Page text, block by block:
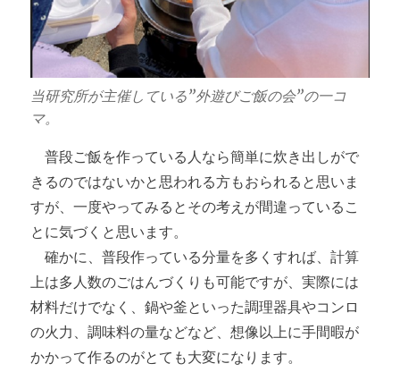
当研究所が主催している”外遊びご飯の会”の一コ
マ。
普段ご飯を作っている人なら簡単に炊き出しがで
きるのではないかと思われる方もおられると思いま
すが、一度やってみるとその考えが間違っているこ
とに気づくと思います。
確かに、普段作っている分量を多くすれば、計算
上は多人数のごはんづくりも可能ですが、実際には
材料だけでなく、鍋や釜といった調理器具やコンロ
の火力、調味料の量などなど、想像以上に手間暇が
かかって作るのがとても大変になります。